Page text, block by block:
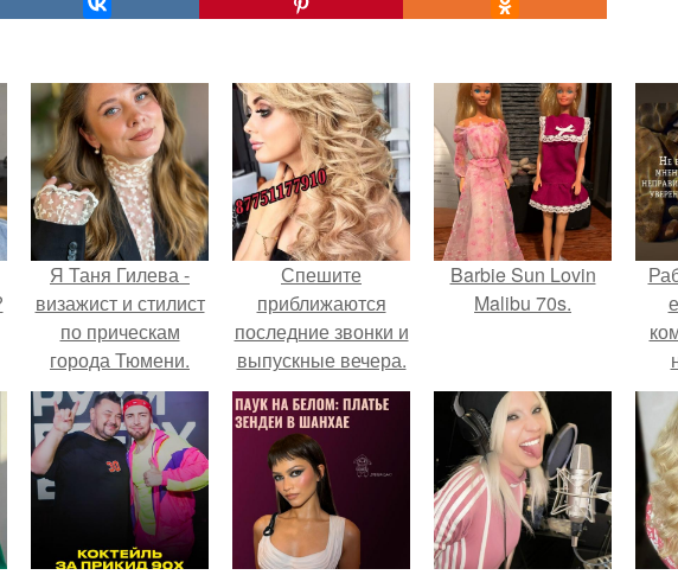
Я Таня Гилева -
визажист и стилист
по прическам
города Тюмени.
Спешите
приближаются
последние звонки и
выпускные вечера.
Barbie Sun Lovin
Malibu 70s.